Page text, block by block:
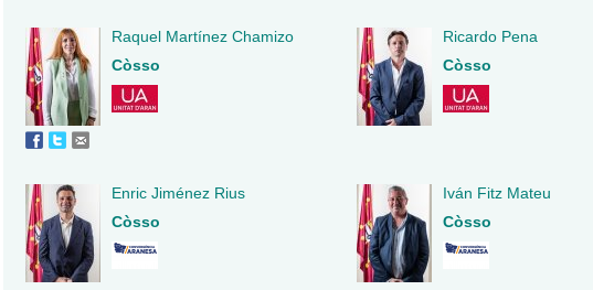
Raquel Martínez Chamizo
Còsso
Ricardo Pena
Còsso
Enric Jiménez Rius
Còsso
Iván Fitz Mateu
Còsso